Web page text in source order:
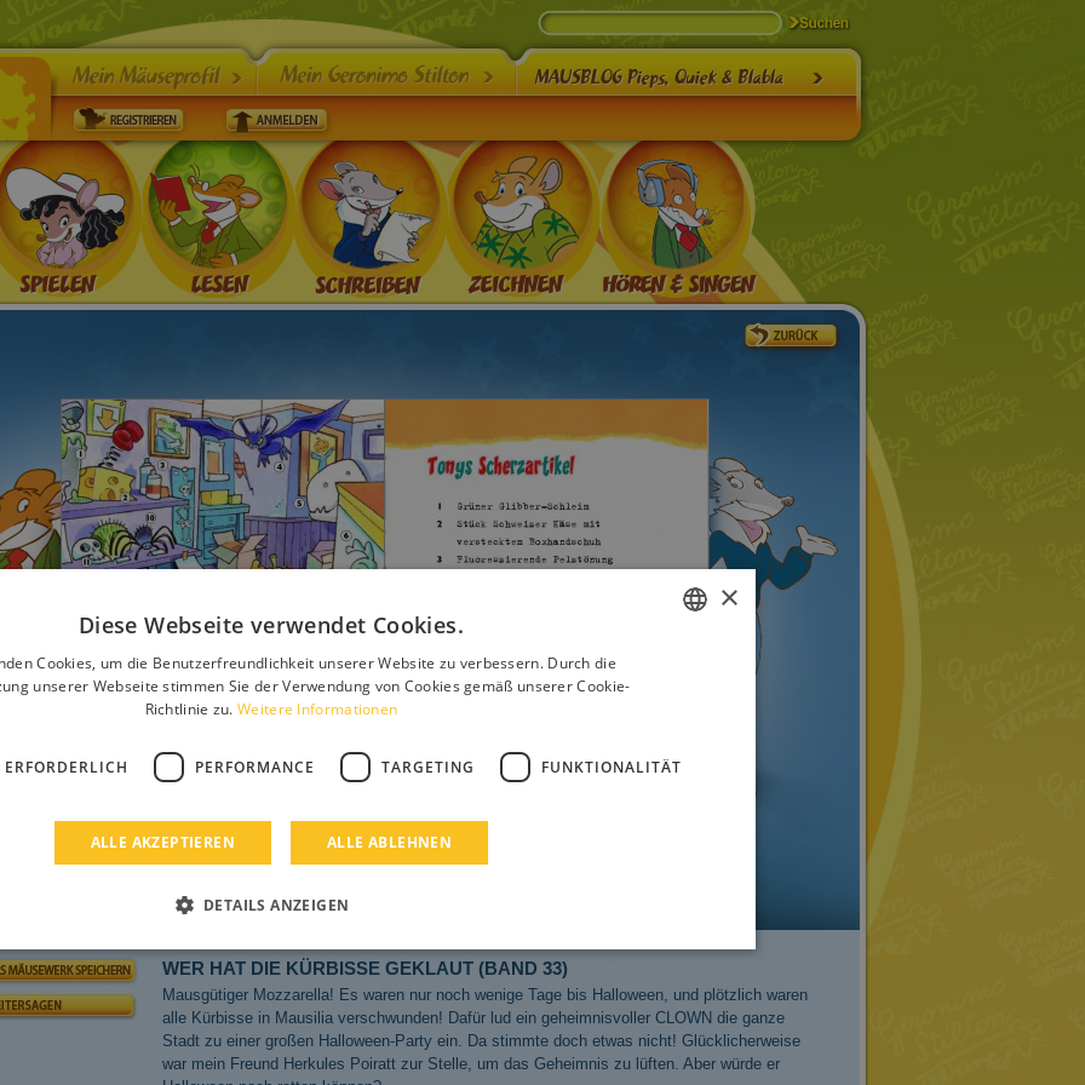
< 5 6 7 8
WER HAT DIE KÜRBISSE GEKLAUT (BAND 33)
Mausgütiger Mozzarella! Es waren nur noch wenige Tage bis Halloween, und plötzlich waren
alle Kürbisse in Mausilia verschwunden! Dafür lud ein geheimnisvoller CLOWN die ganze
Stadt zu einer großen Halloween-Party ein. Da stimmte doch etwas nicht! Glücklicherweise
war mein Freund Herkules Poiratt zur Stelle, um das Geheimnis zu lüften. Aber würde er
PORTUGUESE
TURKISH
GREEK
RUSSIAN
×
Diese Webseite verwendet Cookies.
Cookies, um die Benutzerfreundlichkeit unserer Website zu verbessern. Durch die
unserer Webseite stimmen Sie der Verwendung von Cookies gemäß unserer Cookie-
Richtlinie zu. Weitere Informationen
PERFORMANCE TARGETING FUNKTIONALITÄT
ALLE AKZEPTIEREN ALLE ABLEHNEN
DETAILS ANZEIGEN